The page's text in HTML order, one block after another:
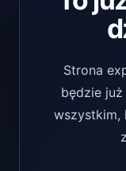
Strona
będzie
wszystkim,